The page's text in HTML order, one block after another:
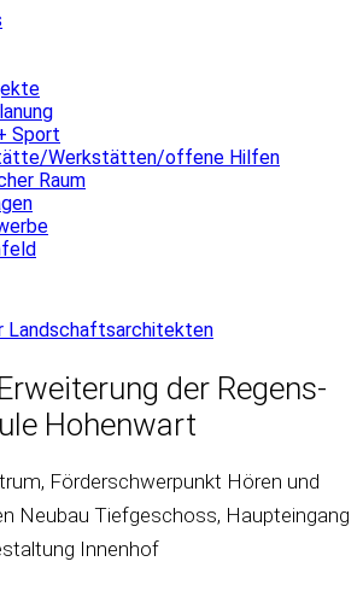
Sport
Werkstätten/offene Hilfen
Raum
der Regens-
Hohenwart
Förderschwerpunkt Hören und
Neubau Tiefgeschoss, Haupteingang
Innenhof